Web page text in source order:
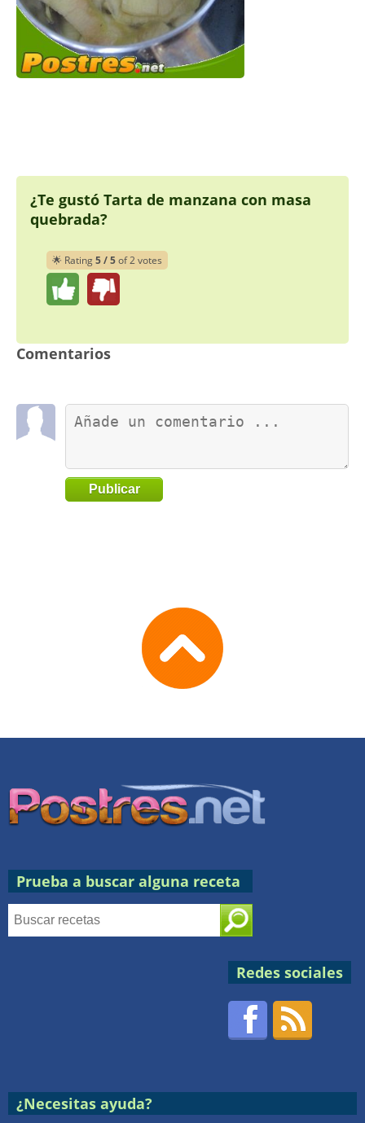
¿Te gustó Tarta de manzana con masa
quebrada?
🌟 Rating5 / 5of 2 votes
Comentarios
Publicar
Prueba a buscar alguna receta
Redes sociales
Facebook
¿Necesitas ayuda?